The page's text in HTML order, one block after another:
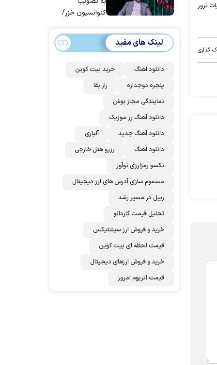
ترور
گذاری
کنوانسیون خزر/
می‌شود؟!
لینک های مفید
دانلود اهنگ
خرید بیت کوین
پنجره دوجداره
راز بقا
نمایندگی مجاز بوش
دانلود آهنگ رز‌ موزیک
دانلود آهنگ جدید
آلپاری
دانلود اهنگ
رزرو هتل خارجی
نکسو رمزارزی نوآور
مسموم سازی آدرس های ارز دیجیتال
ریپل در مسیر رشد
تحلیل قیمت کاردانو
خرید و فروش ارز سینتتیکس
قیمت لحظه ای بیت کوین
خرید و فروش ارزهای دیجیتال
قیمت اتریوم امروز